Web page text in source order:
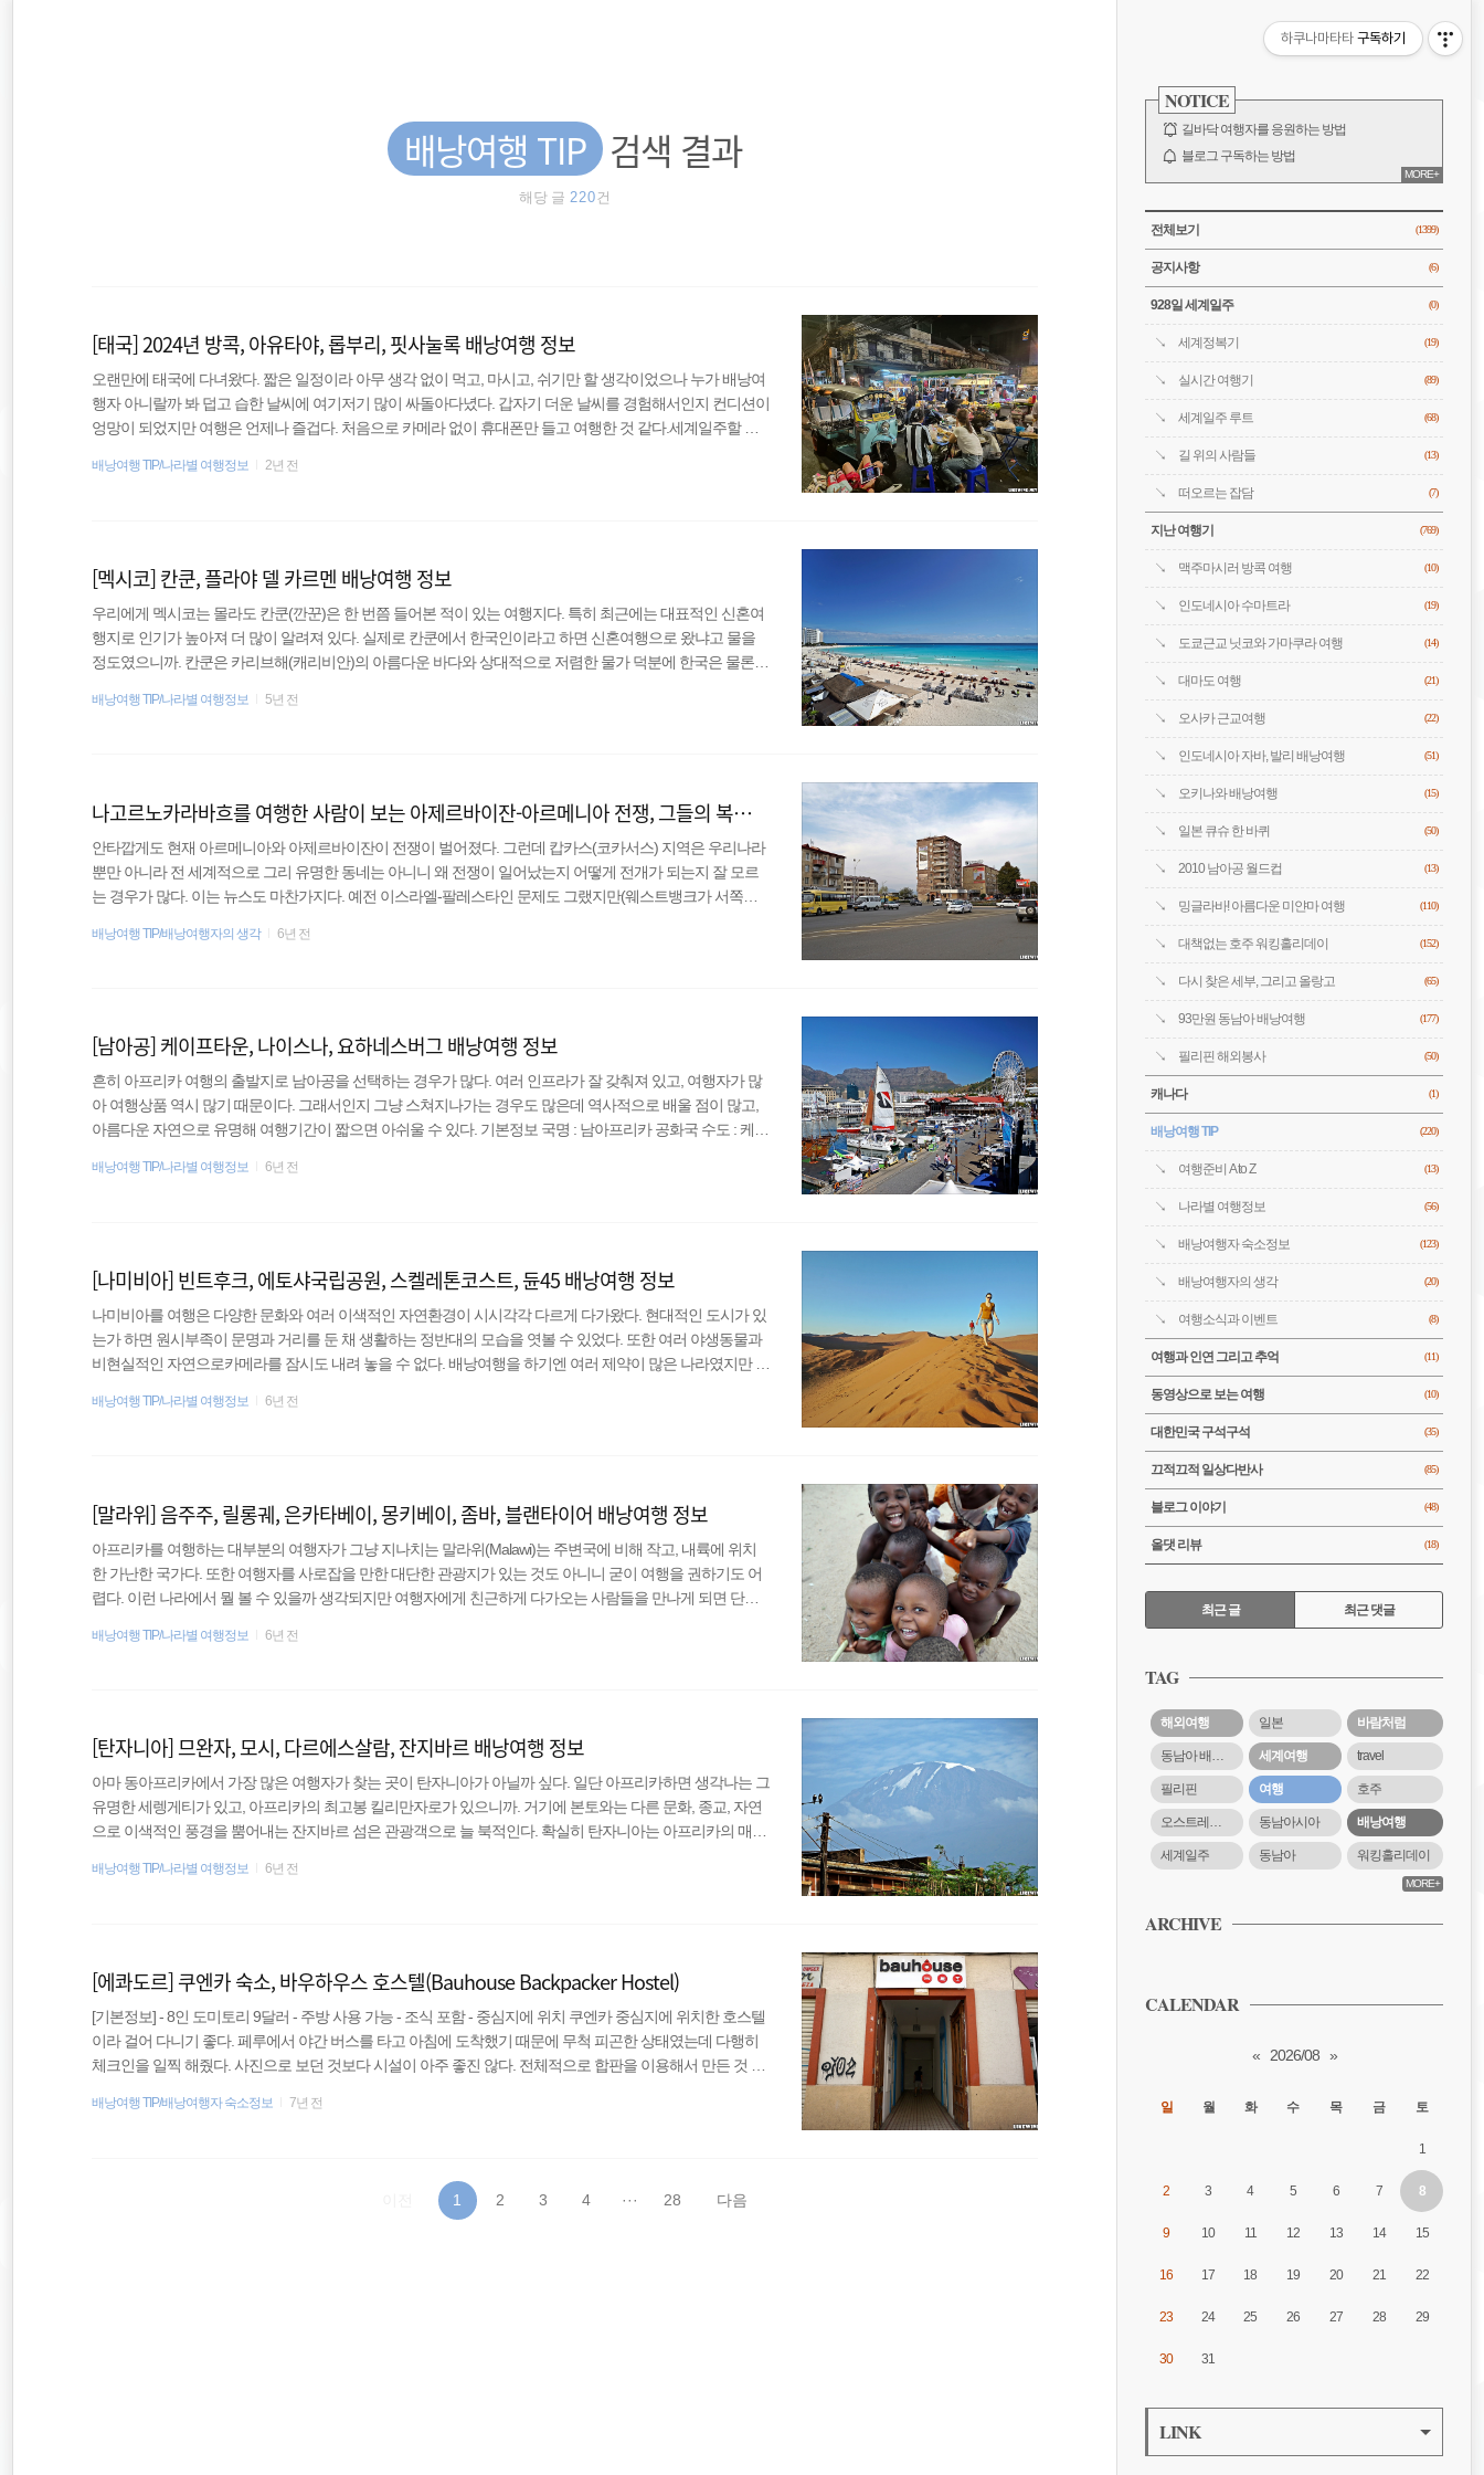
배낭여행 TIP 검색 결과
해당 글 220건
[태국] 2024년 방콕, 아유타야, 롭부리, 핏사눌록 배낭여행 정보
오랜만에 태국에 다녀왔다. 짧은 일정이라 아무 생각 없이 먹고, 마시고, 쉬기만 할 생각이었으나 누가 배낭여
행자 아니랄까 봐 덥고 습한 날씨에 여기저기 많이 싸돌아다녔다. 갑자기 더운 날씨를 경험해서인지 컨디션이
엉망이 되었지만 여행은 언제나 즐겁다. 처음으로 카메라 없이 휴대폰만 들고 여행한 것 같다.세계일주할 때
행정보로 남겨본다. 과거에 썼던 글을 살펴보니 2018년에 태국 북부와 캄보디아 프놈펜을 잠깐 여행했었
배낭여행 TIP/나라별 여행정보 2년 전
[멕시코] 칸쿤, 플라야 델 카르멘 배낭여행 정보
우리에게 멕시코는 몰라도 칸쿤(깐꾼)은 한 번쯤 들어본 적이 있는 여행지다. 특히 최근에는 대표적인 신혼여
행지로 인기가 높아져 더 많이 알려져 있다. 실제로 칸쿤에서 한국인이라고 하면 신혼여행으로 왔냐고 물을
정도였으니까. 칸쿤은 카리브해(캐리비안)의 아름다운 바다와 상대적으로 저렴한 물가 덕분에 한국은 물론이
시 난 과테말라에서 멕시코로 국경을 넘고 있었는데 이미 3년이라는 시간을 보냈던지라 하루빨리 한국으로
배낭여행 TIP/나라별 여행정보 5년 전
나고르노카라바흐를 여행한 사람이 보는 아제르바이잔-아르메니아 전쟁, 그들의 복잡한 사정
안타깝게도 현재 아르메니아와 아제르바이잔이 전쟁이 벌어졌다. 그런데 캅카스(코카서스) 지역은 우리나라
뿐만 아니라 전 세계적으로 그리 유명한 동네는 아니니 왜 전쟁이 일어났는지 어떻게 전개가 되는지 잘 모르
는 경우가 많다. 이는 뉴스도 마찬가지다. 예전 이스라엘-팔레스타인 문제도 그랬지만(웨스트뱅크가 서쪽에
뿐이다. 현재 전쟁이 벌어지고 있는 곳은 나고르노카라바흐(Nagorno-Karabakh) 지역이다. 그대로 읽기도 참
배낭여행 TIP/배낭여행자의 생각 6년 전
[남아공] 케이프타운, 나이스나, 요하네스버그 배낭여행 정보
흔히 아프리카 여행의 출발지로 남아공을 선택하는 경우가 많다. 여러 인프라가 잘 갖춰져 있고, 여행자가 많
아 여행상품 역시 많기 때문이다. 그래서인지 그냥 스쳐지나가는 경우도 많은데 역사적으로 배울 점이 많고,
아름다운 자연으로 유명해 여행기간이 짧으면 아쉬울 수 있다. 기본정보 국명 : 남아프리카 공화국 수도 : 케이
어, 줄루어, 총가어 등 11개의 공용어 정부 : 대통령제, 공화제 통화 : 남아프리카 공화국 랜드(ZAR) 종교 : 기독
배낭여행 TIP/나라별 여행정보 6년 전
[나미비아] 빈트후크, 에토샤국립공원, 스켈레톤코스트, 듄45 배낭여행 정보
나미비아를 여행은 다양한 문화와 여러 이색적인 자연환경이 시시각각 다르게 다가왔다. 현대적인 도시가 있
는가 하면 원시부족이 문명과 거리를 둔 채 생활하는 정반대의 모습을 엿볼 수 있었다. 또한 여러 야생동물과
비현실적인 자연으로카메라를 잠시도 내려 놓을 수 없다. 배낭여행을 하기엔 여러 제약이 많은 나라였지만 그
2번째로 인구밀도가 낮음) 언어 : 영어, 아프리칸스어 등 정부 : 대통령제, 공화제 통화 : 나미비아 달러(NAD)
배낭여행 TIP/나라별 여행정보 6년 전
[말라위] 음주주, 릴롱궤, 은카타베이, 몽키베이, 좀바, 블랜타이어 배낭여행 정보
아프리카를 여행하는 대부분의 여행자가 그냥 지나치는 말라위(Malawi)는 주변국에 비해 작고, 내륙에 위치
한 가난한 국가다. 또한 여행자를 사로잡을 만한 대단한 관광지가 있는 것도 아니니 굳이 여행을 권하기도 어
렵다. 이런 나라에서 뭘 볼 수 있을까 생각되지만 여행자에게 친근하게 다가오는 사람들을 만나게 되면 단지
말라위는 아프리카 내에서도 최빈국에 속한다. 흔히 세계 최빈국으로 소말리아, 남수단 등을 꼽는데 이들과
배낭여행 TIP/나라별 여행정보 6년 전
[탄자니아] 므완자, 모시, 다르에스살람, 잔지바르 배낭여행 정보
아마 동아프리카에서 가장 많은 여행자가 찾는 곳이 탄자니아가 아닐까 싶다. 일단 아프리카하면 생각나는 그
유명한 세렝게티가 있고, 아프리카의 최고봉 킬리만자로가 있으니까. 거기에 본토와는 다른 문화, 종교, 자연
으로 이색적인 풍경을 뿜어내는 잔지바르 섬은 관광객으로 늘 북적인다. 확실히 탄자니아는 아프리카의 매력
러니까 두 국가가 합쳐져 하나의 연방이 된 것인데 국기도 두 국기를 합쳐 대각선으로 눕힌 모양이다. ▲ 탕가
배낭여행 TIP/나라별 여행정보 6년 전
[에콰도르] 쿠엔카 숙소, 바우하우스 호스텔(Bauhouse Backpacker Hostel)
[기본정보] - 8인 도미토리 9달러 - 주방 사용 가능 - 조식 포함 - 중심지에 위치 쿠엔카 중심지에 위치한 호스텔
이라 걸어 다니기 좋다. 페루에서 야간 버스를 타고 아침에 도착했기 때문에 무척 피곤한 상태였는데 다행히
체크인을 일찍 해줬다. 사진으로 보던 것보다 시설이 아주 좋진 않다. 전체적으로 합판을 이용해서 만든 것 같
레이어, 그리고 주방이 있다. 8인실인데 특이하게도 복층 구조로 되어있다. 4명이나 5명은 아래층을 쓰고, 나
배낭여행 TIP/배낭여행자 숙소정보 7년 전
1 2 3 4 ··· 28 다음
NOTICE
길바닥 여행자를 응원하는 방법
블로그 구독하는 방법
바람처럼은 누구?
전체 보기
MORE+
CATEGORY
전체보기 (1399)
공지사항 (6)
928일 세계일주 (0)
세계정복기 (19)
실시간 여행기 (89)
세계일주 루트 (68)
길 위의 사람들 (13)
떠오르는 잡담 (7)
지난 여행기 (769)
맥주마시러 방콕 여행 (10)
인도네시아 수마트라 (19)
도쿄근교 닛코와 가마쿠라 여행 (14)
대마도 여행 (21)
오사카 근교여행 (22)
인도네시아 자바, 발리 배낭여행 (51)
오키나와 배낭여행 (15)
일본 큐슈 한 바퀴 (50)
2010 남아공 월드컵 (13)
밍글라바! 아름다운 미얀마 여행 (110)
대책없는 호주 워킹홀리데이 (152)
다시 찾은 세부, 그리고 올랑고 (65)
93만원 동남아 배낭여행 (177)
필리핀 해외봉사 (50)
캐나다 (1)
배낭여행 TIP (220)
여행준비 A to Z (13)
나라별 여행정보 (56)
배낭여행자 숙소정보 (123)
배낭여행자의 생각 (20)
여행소식과 이벤트 (8)
여행과 인연 그리고 추억 (11)
동영상으로 보는 여행 (10)
대한민국 구석구석 (35)
끄적끄적 일상다반사 (85)
블로그 이야기 (48)
올댓 리뷰 (18)
RECENTLY
최근 글 최근 댓글
근
글
TAG
해외여행 일본 바람처럼
동남아 배낭여행 세계여행 travel
필리핀 여행 호주
오스트레일리아 동남아시아 배낭여행
세계일주 동남아 워킹홀리데이
MORE+
ARCHIVE
CALENDAR
« 2026/08 »
일 월 화 수 목 금 토
1
2 3 4 5 6 7 8
9 10 11 12 13 14 15
16 17 18 19 20 21 22
23 24 25 26 27 28 29
30 31
LINK
바람처럼
동남아 배낭여행
세계여행
필리핀
여행
하쿠나마타타 구독하기